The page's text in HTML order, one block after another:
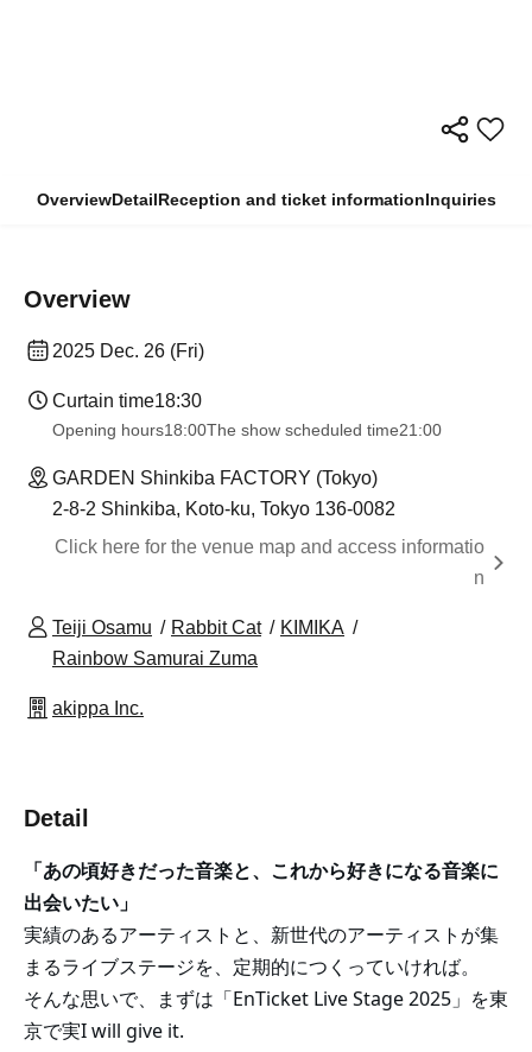
OverviewDetailReception and ticket informationInquiries
Overview
2025 Dec. 26 (Fri)
Curtain time18:30
Opening hours18:00The show scheduled time21:00
GARDEN Shinkiba FACTORY (Tokyo)
2-8-2 Shinkiba, Koto-ku, Tokyo 136-0082
Click here for the venue map and access informatio
n
Teiji Osamu Rabbit Cat
KIMIKA
Rainbow Samurai Zuma
akippa Inc.
Detail
「あの頃好きだった⾳楽と、これから好きになる⾳楽に
出会いたい」
実績のあるアーティストと、新世代のアーティストが集
まるライブステージを、定期的につくっていければ。
そんな思いで、まずは「EnTicket Live Stage 2025」を東
京で実I will give it.